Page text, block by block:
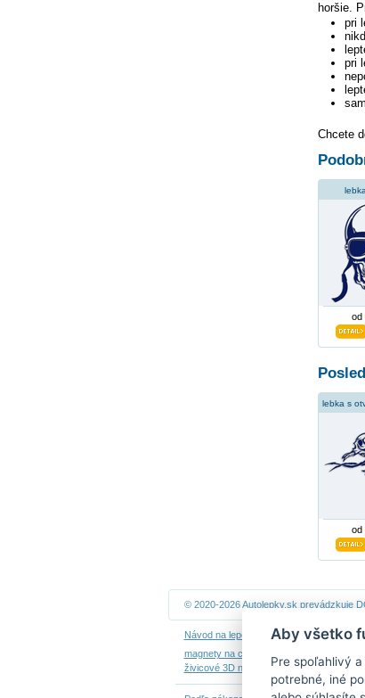
horšie.
pri
pri
Chcete
od
od
© 2020-2026 Autolepky.sk prevádzkuje
Návod na lepenie Návod na
magnety na chladničku
živicové 3D nálepky | kalendáre z fotiek
Aby všetko
Pre spoľahlivý
potrebné, iné